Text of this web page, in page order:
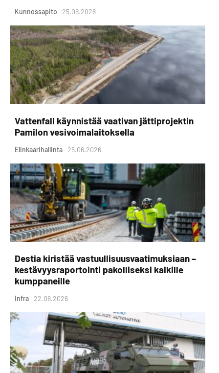
Kunnossapito 25.06.2026
Vattenfall käynnistää vaativan jättiprojektin
Pamilon vesivoimalaitoksella
Elinkaarihallinta 25.06.2026
Destia kiristää vastuullisuusvaatimuksiaan –
kestävyysraportointi pakolliseksi kaikille
kumppaneille
Infra 22.06.2026